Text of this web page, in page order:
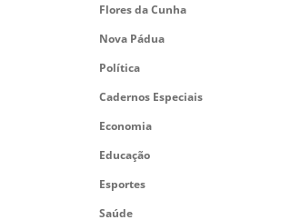
Flores da Cunha
Nova Pádua
Política
Cadernos Especiais
Economia
Educação
Esportes
Saúde